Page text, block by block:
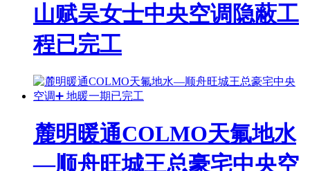
山赋吴女士中央空调隐蔽工
程已完工
麓明暖通COLMO天氟地水
—顺舟旺城王总豪宅中央空